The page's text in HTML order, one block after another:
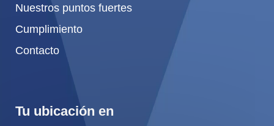
Nuestros puntos fuertes
Cumplimiento
Contacto
Tu ubicación en